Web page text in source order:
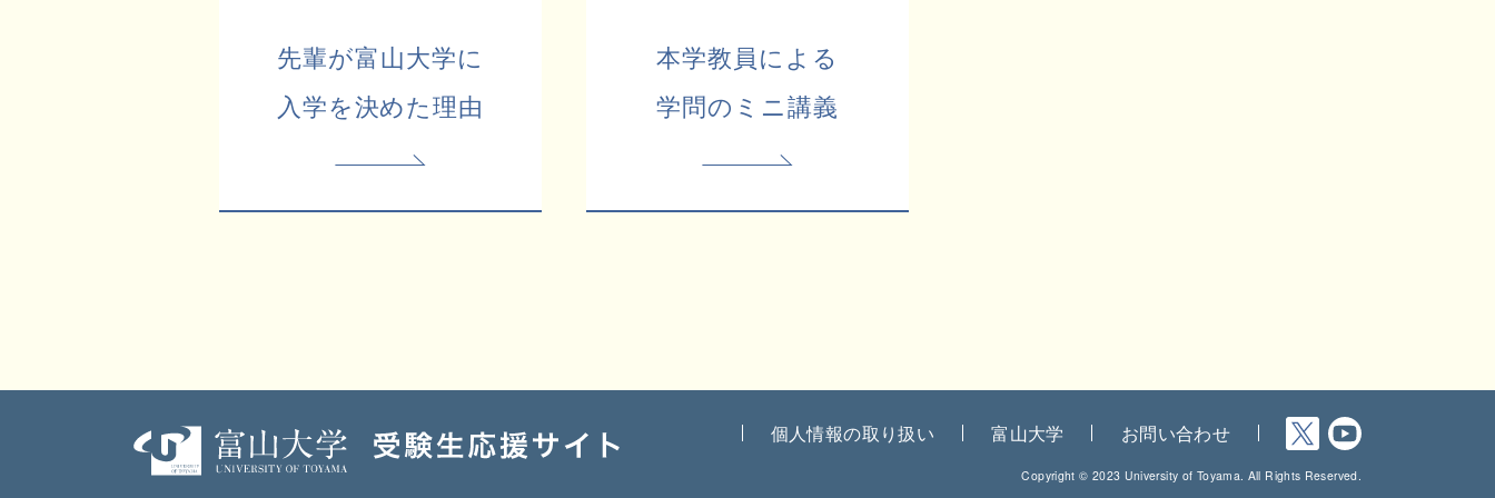
先輩が富山大学に
入学を決めた理由
本学教員による
学問のミニ講義
個人情報の取り扱い 富山大学 お問い合わせ
Copyright © 2023 University of Toyama. All Rights Reserved.